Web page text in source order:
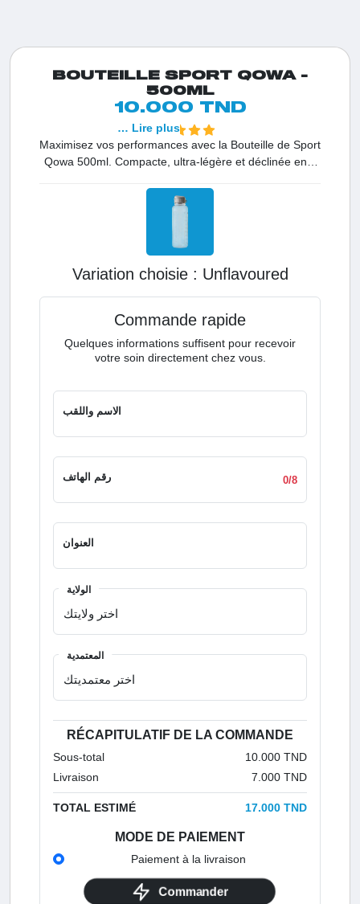
BOUTEILLE SPORT QOWA -
500ML
10.000 TND
Maximisez vos performances avec la Bouteille de Sport
Qowa 500ml. Compacte, ultra-légère et déclinée en 4
indispensable pour rester hydraté durant vos
entraînements intenses en Tunisie tout en affirmant
votre style.
… Lire plus
Variation choisie : unflavoured
Commande rapide
Quelques informations suffisent pour recevoir
votre soin directement chez vous.
الاسم واللقب
رقم الهاتف 0/8
العنوان
الولاية
المعتمدية
RÉCAPITULATIF DE LA COMMANDE
Sous-total
10.000 TND
Livraison
7.000 TND
TOTAL ESTIMÉ 17.000 TND
MODE DE PAIEMENT
Paiement à la livraison
Commander